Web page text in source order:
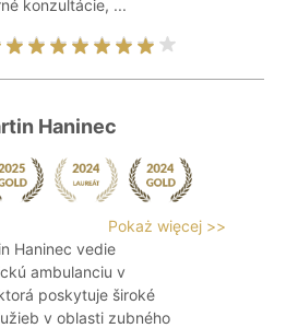
konzultácie, ...
Haninec
Pokaż więcej >>
Haninec vedie
ambulanciu v
poskytuje široké
v oblasti zubného